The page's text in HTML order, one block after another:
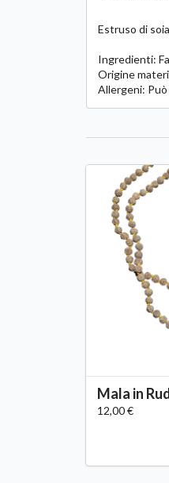
Estruso di
Ingredienti:
Origine
Allergeni:
Mala in
12,00 €